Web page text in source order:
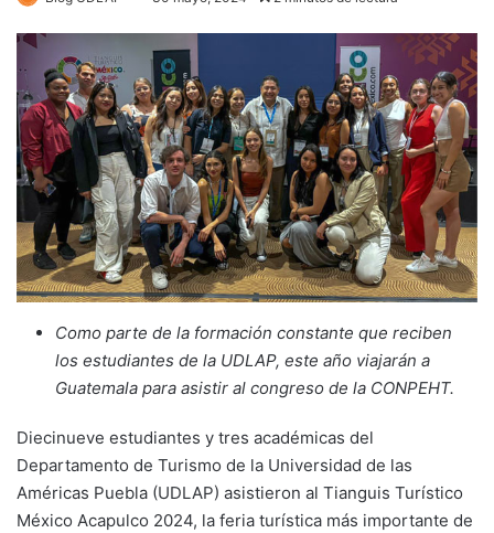
Como parte de la formación constante que reciben
los estudiantes de la UDLAP, este año viajarán a
Guatemala para asistir al congreso de la CONPEHT.
Diecinueve estudiantes y tres académicas del
Departamento de Turismo de la Universidad de las
Américas Puebla (UDLAP) asistieron al Tianguis Turístico
México Acapulco 2024, la feria turística más importante de